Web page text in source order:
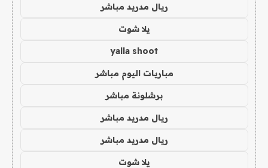
ريال مدريد مباشر
يلا شوت
yalla shoot
مباريات اليوم مباشر
برشلونة مباشر
ريال مدريد مباشر
ريال مدريد مباشر
يلا شوت